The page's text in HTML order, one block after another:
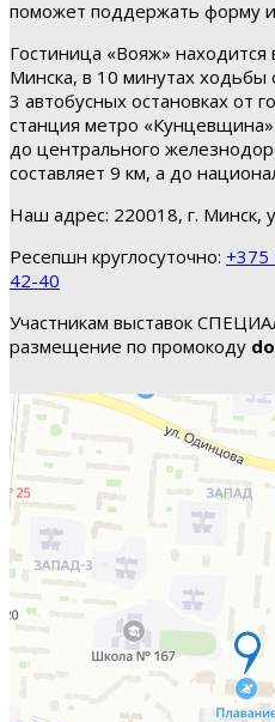
поможет поддержать форму и
Гостиница «Вояж»
Минска, в 10 минутах
3 автобусных остановках от
станция метро
до центрального
составляет 9 км, а до
Наш адрес: 220018, г. Минск,
Ресепшн круглосуточно: +375
42-40
Участникам выставок
размещение по промокоду